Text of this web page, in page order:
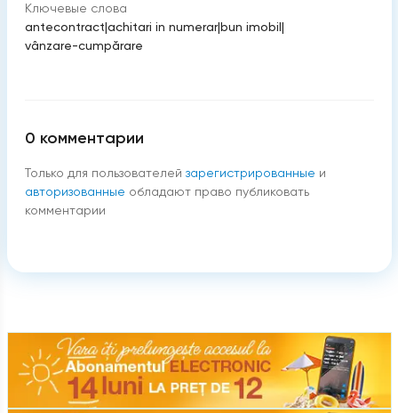
Ключевые слова
antecontract|achitari in numerar|bun imobil|
vânzare-cumpărare
0 комментарии
Только для пользователей зарегистрированные и
авторизованные обладают право публиковать
комментарии